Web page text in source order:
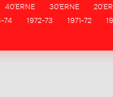
40'ERNE 30'ERNE
74 1972-73 1971-72